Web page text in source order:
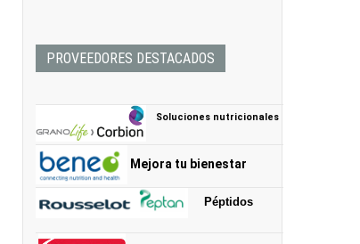
PROVEEDORES DESTACADOS
Soluciones nutricionales
Mejora tu bienestar
Péptidos